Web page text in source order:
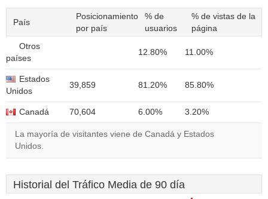
País
Posicionamiento
por país
% de
usuarios
% de vistas de la
página
Otros
países
12.80% 11.00%
Estados
Unidos
39,859 81.20% 85.80%
Canadá 70,604 6.00% 3.20%
La mayoría de visitantes viene de Canadá y Estados
Unidos.
Historial del Tráfico Media de 90 día